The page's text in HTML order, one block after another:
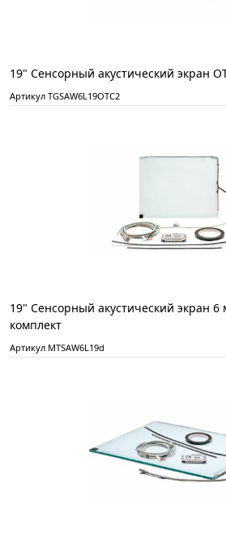
19" Сенсорный акустический экран
Артикул TGSAW6L19OTC2
19" Сенсорный акустический экран 6
комплект
Артикул MTSAW6L19d